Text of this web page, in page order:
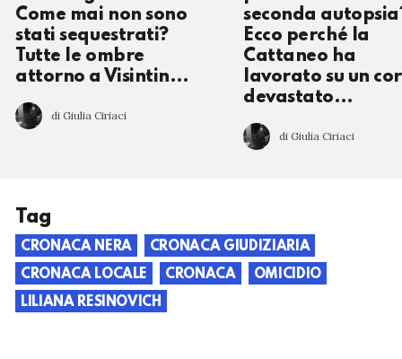
Come mai non sono
stati sequestrati?
Tutte le ombre
attorno a Visintin…
di Giulia Ciriaci
seconda
Ecco perché la
Cattaneo ha
lavorato su un
devastato…
di Giulia Ciriaci
Tag
CRONACA NERA
CRONACA GIUDIZIARIA
CRONACA LOCALE
CRONACA
OMICIDIO
LILIANA RESINOVICH